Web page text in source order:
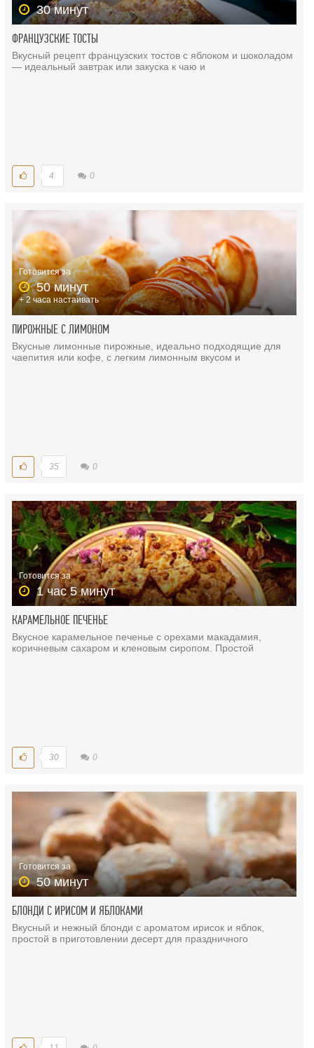
30 минут
ФРАНЦУЗСКИЕ ТОСТЫ
Вкусный рецепт французских тостов с яблоком и шоколадом
— идеальный завтрак или закуска к чаю и
4 0
Готовится за
50 минут
+ 2 часа настаивать
ПИРОЖНЫЕ С ЛИМОНОМ
Вкусные лимонные пирожные, идеально подходящие для
чаепития или кофе, с легким лимонным вкусом и
35 0
Готовится за
1 час 5 минут
КАРАМЕЛЬНОЕ ПЕЧЕНЬЕ
Вкусное карамельное печенье с орехами макадамия,
коричневым сахаром и кленовым сиропом. Простой
30 0
Готовится за
50 минут
БЛОНДИ С ИРИСОМ И ЯБЛОКАМИ
Вкусный и нежный блонди с ароматом ирисок и яблок,
простой в приготовлении десерт для праздничного